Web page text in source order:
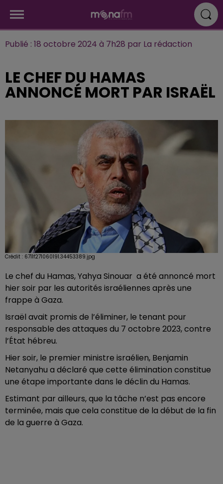
Publié : 18 octobre 2024 à 7h28 par La rédaction
LE CHEF DU HAMAS
ANNONCÉ MORT PAR ISRAËL
Crédit : 6711f271060191.34453389.jpg
Le chef du Hamas, Yahya Sinouar a été annoncé mort
hier soir par les autorités israéliennes après une
frappe à Gaza.
Israël avait promis de l’éliminer, le tenant pour
responsable des attaques du 7 octobre 2023, contre
l’État hébreu.
Hier soir, le premier ministre israélien, Benjamin
Netanyahu a déclaré que cette élimination constitue
une étape importante dans le déclin du Hamas.
Estimant par ailleurs, que la tâche n’est pas encore
terminée, mais que cela constitue de la début de la fin
de la guerre à Gaza.